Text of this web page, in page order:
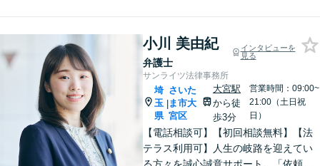
小川 美由紀
弁護士
インタビューを
見る
サンライツ法律事務所
埼
玉
県
|
さいた
ま市大
宮区
大宮駅
から徒
歩3分
営業時間：09:00~
21:00（土日祝
日）
【電話相談可】【初回相談無料】【法
テラス利用可】人生の岐路を迎えてい